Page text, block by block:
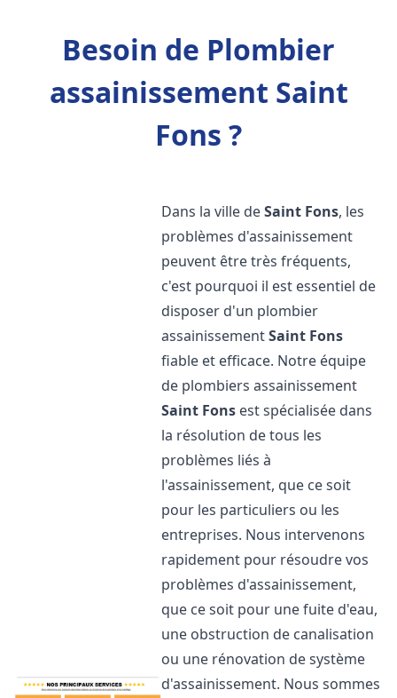
Besoin de Plombier
assainissement Saint
Fons ?
Dans la ville deSaint Fons, les
problèmes d'assainissement
peuvent être très fréquents,
c'est pourquoi il est essentiel de
disposer d'un plombier
assainissementSaint Fons
fiable et efficace. Notre équipe
de plombiers assainissement
Saint Fons est spécialisée dans
la résolution de tous les
problèmes liés à
l'assainissement, que ce soit
pour les particuliers ou les
entreprises. Nous intervenons
rapidement pour résoudre vos
problèmes d'assainissement,
que ce soit pour une fuite d'eau,
une obstruction de canalisation
ou une rénovation de système
d'assainissement. Nous sommes